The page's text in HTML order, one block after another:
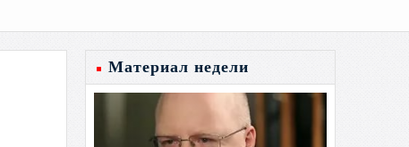
Материал недели